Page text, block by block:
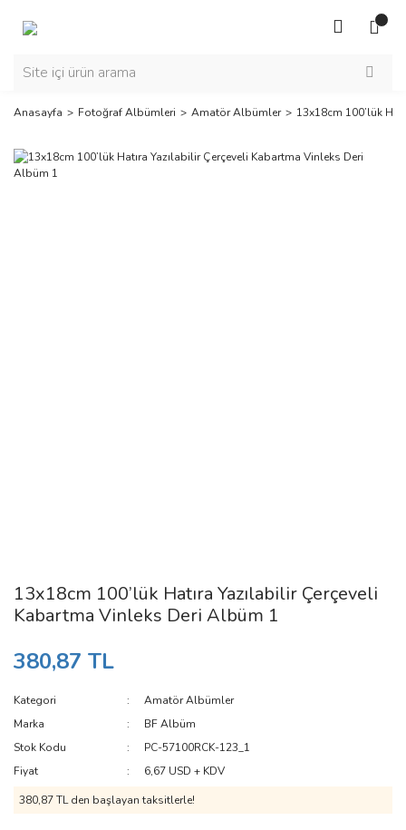
Anasayfa Fotoğraf Albümleri Amatör Albümler 13x18cm 100’lük
13x18cm 100’lük Hatıra Yazılabilir Çerçeveli
Kabartma Vinleks Deri Albüm 1
380,87 TL
Kategori
Amatör Albümler
Marka
BF Albüm
Stok Kodu
PC-57100RCK-123_1
Fiyat
6,67 USD + KDV
380,87 TL den başlayan taksitlerle!